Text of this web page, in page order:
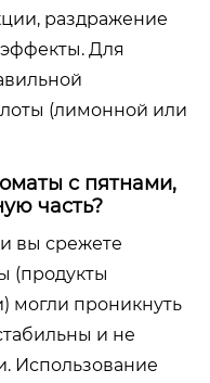
раздражение
Для
(лимонной или
с пятнами,
часть?
вы срежете
(продукты
могли проникнуть
и не
Использование